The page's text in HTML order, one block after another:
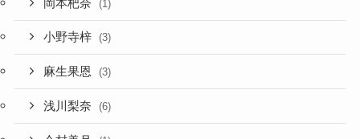
岡本杷奈 (1)
小野寺梓 (3)
麻生果恩 (3)
浅川梨奈 (6)